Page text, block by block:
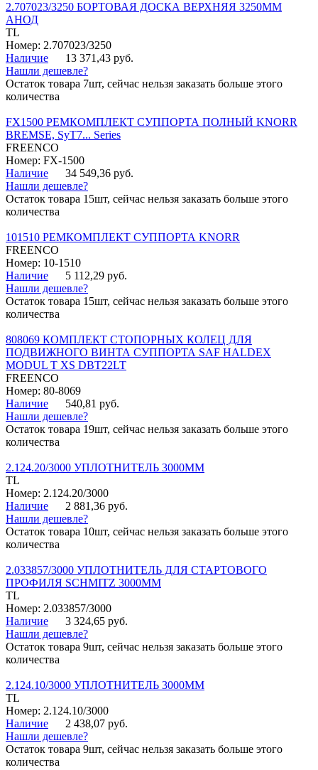
2.707023/3250 БОРТОВАЯ ДОСКА ВЕРХНЯЯ 3250ММ
АНОД
TL
Номер: 2.707023/3250
Наличие
13 371,43 руб.
Нашли дешевле?
Остаток товара 7шт, сейчас нельзя заказать больше этого
количества
FX1500 РЕМКОМПЛЕКТ СУППОРТА ПОЛНЫЙ KNORR
BREMSE, SyT7... Series
FREENCO
Номер: FX-1500
Наличие
34 549,36 руб.
Нашли дешевле?
Остаток товара 15шт, сейчас нельзя заказать больше этого
количества
101510 РЕМКОМПЛЕКТ СУППОРТА KNORR
FREENCO
Номер: 10-1510
Наличие
5 112,29 руб.
Нашли дешевле?
Остаток товара 15шт, сейчас нельзя заказать больше этого
количества
808069 КОМПЛЕКТ СТОПОРНЫХ КОЛЕЦ ДЛЯ
ПОДВИЖНОГО ВИНТА СУППОРТА SAF HALDEX
MODUL T XS DBT22LT
FREENCO
Номер: 80-8069
Наличие
540,81 руб.
Нашли дешевле?
Остаток товара 19шт, сейчас нельзя заказать больше этого
количества
2.124.20/3000 УПЛОТНИТЕЛЬ 3000ММ
TL
Номер: 2.124.20/3000
Наличие
2 881,36 руб.
Нашли дешевле?
Остаток товара 10шт, сейчас нельзя заказать больше этого
количества
2.033857/3000 УПЛОТНИТЕЛЬ ДЛЯ СТАРТОВОГО
ПРОФИЛЯ SCHMITZ 3000ММ
TL
Номер: 2.033857/3000
Наличие
3 324,65 руб.
Нашли дешевле?
Остаток товара 9шт, сейчас нельзя заказать больше этого
количества
2.124.10/3000 УПЛОТНИТЕЛЬ 3000ММ
TL
Номер: 2.124.10/3000
Наличие
2 438,07 руб.
Нашли дешевле?
Остаток товара 9шт, сейчас нельзя заказать больше этого
количества